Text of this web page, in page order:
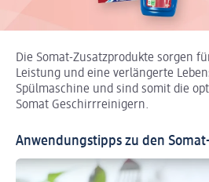
Die Somat-Zusatzprodukte sorgen
Leistung und eine verlängerte
Spülmaschine und sind somit die
Somat Geschirrreinigern.
Anwendungstipps zu den